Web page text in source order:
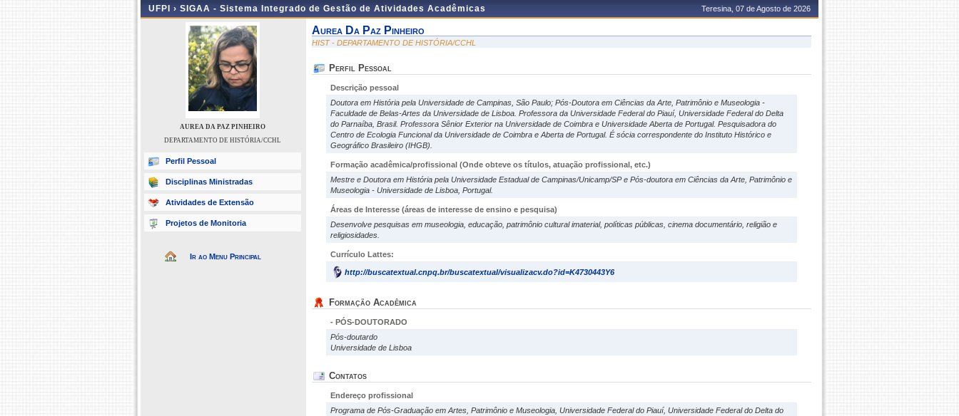
UFPI › SIGAA - Sistema Integrado de Gestão de Atividades Acadêmicas Teresina, 07 de Agosto de 2026
AUREA DA PAZ PINHEIRO
DEPARTAMENTO DE HISTÓRIA/CCHL
Perfil Pessoal
Disciplinas Ministradas
Atividades de Extensão
Projetos de Monitoria
Ir ao Menu Principal
Aurea Da Paz Pinheiro
HIST - DEPARTAMENTO DE HISTÓRIA/CCHL
Perfil Pessoal
Descrição pessoal
Doutora em História pela Universidade de Campinas, São Paulo; Pós-Doutora em Ciências da Arte, Patrimônio e Museologia -
Faculdade de Belas-Artes da Universidade de Lisboa. Professora da Universidade Federal do Piauí, Universidade Federal do Delta
do Parnaíba, Brasil. Professora Sênior Exterior na Universidade de Coimbra e Universidade Aberta de Portugal. Pesquisadora do
Centro de Ecologia Funcional da Universidade de Coimbra e Aberta de Portugal. É sócia correspondente do Instituto Histórico e
Geográfico Brasileiro (IHGB).
Formação acadêmica/profissional (Onde obteve os títulos, atuação profissional, etc.)
Mestre e Doutora em História pela Universidade Estadual de Campinas/Unicamp/SP e Pós-doutora em Ciências da Arte, Patrimônio e
Museologia - Universidade de Lisboa, Portugal.
Áreas de Interesse (áreas de interesse de ensino e pesquisa)
Desenvolve pesquisas em museologia, educação, patrimônio cultural imaterial, políticas públicas, cinema documentário, religião e
religiosidades.
Currículo Lattes:
http://buscatextual.cnpq.br/buscatextual/visualizacv.do?id=K4730443Y6
Formação Acadêmica
- PÓS-DOUTORADO
Pós-doutardo
Universidade de Lisboa
Contatos
Endereço profissional
Programa de Pós-Graduação em Artes, Patrimônio e Museologia, Universidade Federal do Piauí, Universidade Federal do Delta do